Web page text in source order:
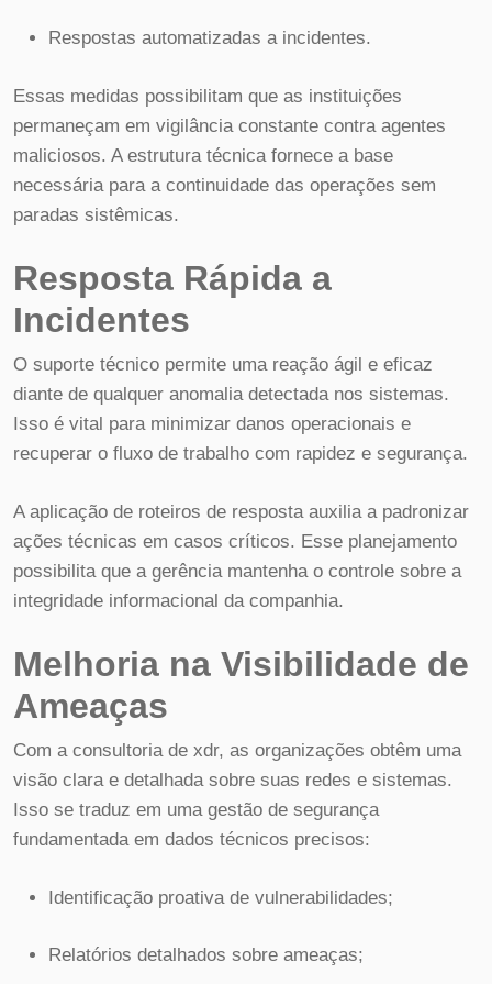
Respostas automatizadas a incidentes.
Essas medidas possibilitam que as instituições
permaneçam em vigilância constante contra agentes
maliciosos. A estrutura técnica fornece a base
necessária para a continuidade das operações sem
paradas sistêmicas.
Resposta Rápida a
Incidentes
O suporte técnico permite uma reação ágil e eficaz
diante de qualquer anomalia detectada nos sistemas.
Isso é vital para minimizar danos operacionais e
recuperar o fluxo de trabalho com rapidez e segurança.
A aplicação de roteiros de resposta auxilia a padronizar
ações técnicas em casos críticos. Esse planejamento
possibilita que a gerência mantenha o controle sobre a
integridade informacional da companhia.
Melhoria na Visibilidade de
Ameaças
Com a consultoria de xdr, as organizações obtêm uma
visão clara e detalhada sobre suas redes e sistemas.
Isso se traduz em uma gestão de segurança
fundamentada em dados técnicos precisos:
Identificação proativa de vulnerabilidades;
Relatórios detalhados sobre ameaças;